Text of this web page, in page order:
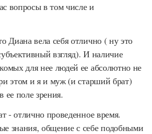
вопросы в том числе и
Диана вела себя отлично ( ну это
взгляд). И наличие
для нее людей ее абсолютно не
этом и я и муж (и старший брат)
ее поле зрения.
- отлично проведенное время.
знания, общение с себе подобными